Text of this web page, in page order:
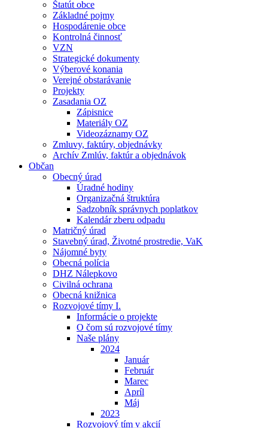
Štatút obce
Základné pojmy
Hospodárenie obce
Kontrolná činnosť
VZN
Strategické dokumenty
Výberové konania
Verejné obstarávanie
Projekty
Zasadania OZ
Zápisnice
Materiály OZ
Videozáznamy OZ
Zmluvy, faktúry, objednávky
Archív Zmlúv, faktúr a objednávok
Občan
Obecný úrad
Úradné hodiny
Organizačná štruktúra
Sadzobník správnych poplatkov
Kalendár zberu odpadu
Matričný úrad
Stavebný úrad, Životné prostredie, VaK
Nájomné byty
Obecná polícia
DHZ Nálepkovo
Civilná ochrana
Obecná knižnica
Rozvojové tímy I.
Informácie o projekte
O čom sú rozvojové tímy
Naše plány
2024
Január
Február
Marec
Apríl
Máj
2023
Rozvojový tím v akcií